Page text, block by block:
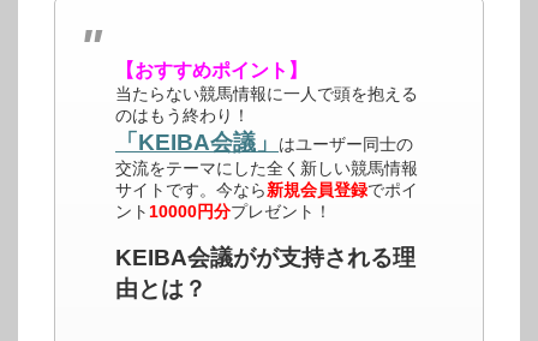
【おすすめポイント】
当たらない競馬情報に一人で頭を抱える
のはもう終わり！
「KEIBA会議」
はユーザー同士の
交流をテーマにした全く新しい競馬情報
サイトです。今なら新規会員登録でポイ
ント 10000円分プレゼント！
KEIBA会議がが支持される理
由とは？